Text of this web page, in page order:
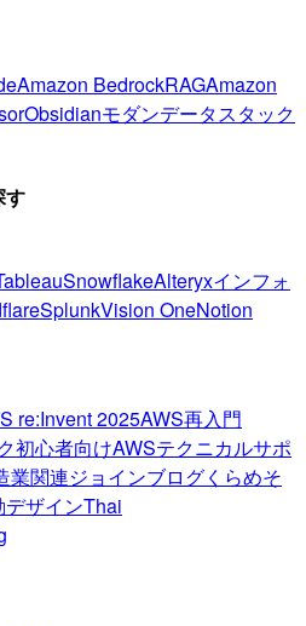
Amazon BedrockRAGAmazon
Obsidianモダンデータスタック
す
SnowflakeAlteryxインフォ
SplunkVision OneNotion
re:Invent 2025AWS再入門
初心者向けAWSテクニカルサポ
業関連ジョインブログくらめそ
デザインThai